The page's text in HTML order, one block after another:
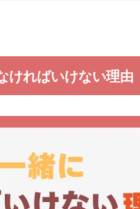
ければいけない理由